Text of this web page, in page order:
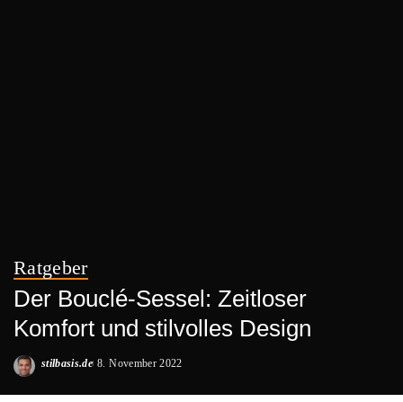
Ratgeber
Der Bouclé-Sessel: Zeitloser
Komfort und stilvolles Design
Posted
stilbasis.de 8. November 2022